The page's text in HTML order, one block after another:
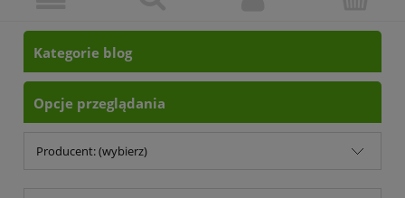
Kategorie blog
Opcje przeglądania
Producent: (wybierz)